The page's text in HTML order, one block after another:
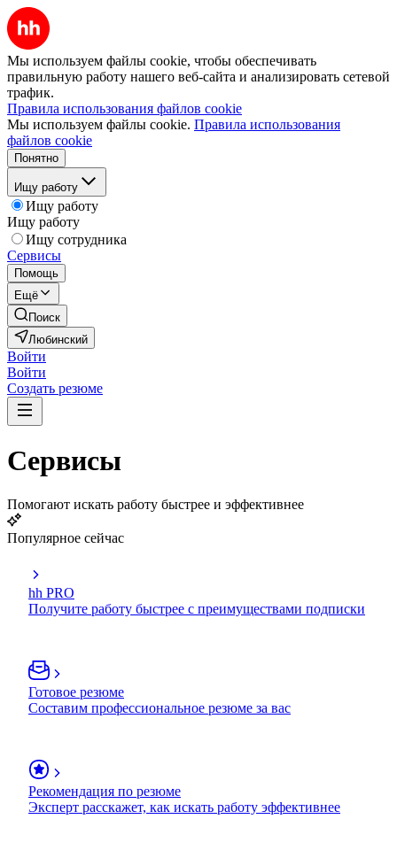
Мы используем файлы cookie, чтобы обеспечивать
правильную работу нашего веб-сайта и анализировать сетевой
трафик.
Правила использования файлов cookie
Мы используем файлы cookie. Правила использования
файлов cookie
Понятно
Ищу работу
Ищу работу
Ищу работу
Ищу сотрудника
Сервисы
Помощь
Ещё
Поиск
Любинский
Войти
Войти
Создать резюме
Сервисы
Помогают искать работу быстрее и эффективнее
Популярное сейчас
hh PRO
Получите работу быстрее с преимуществами подписки
Готовое резюме
Составим профессиональное резюме за вас
Рекомендация по резюме
Эксперт расскажет, как искать работу эффективнее